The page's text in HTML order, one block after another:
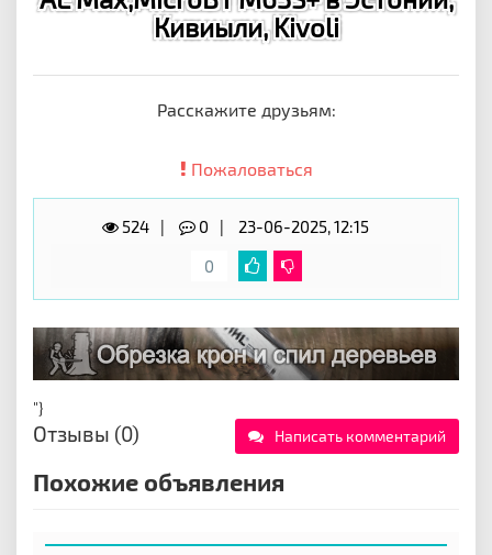
Кивиыли, Kivoli
Расскажите друзьям:
Пожаловаться
524 0
23-06-2025, 12:15
0
"}
Отзывы (0) Написать комментарий
Похожие объявления